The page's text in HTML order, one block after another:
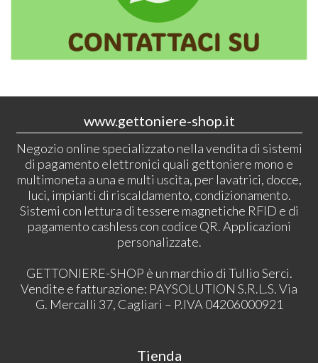
www.gettoniere-shop.it
Negozio online specializzato nella vendita di sistemi
di pagamento elettronici quali gettoniere mono e
multimoneta a una e multi uscita, per lavatrici, docce,
luci, impianti di riscaldamento, condizionamento.
Sistemi con lettura di tessere magnetiche RFID e di
pagamento cashless con codice QR. Applicazioni
personalizzate.
GETTONIERE-SHOP è un marchio di Tullio Serci.
Vendite e fatturazione: PAYSOLUTION S.R.L.S. Via
G. Mercalli 37, Cagliari – P.IVA 04206000921
Tienda